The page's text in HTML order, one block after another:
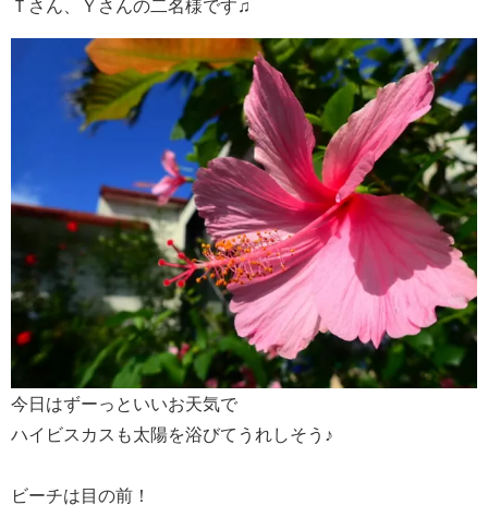
Ｔさん、Ｙさんの二名様です♫
今日はずーっといいお天気で
ハイビスカスも太陽を浴びてうれしそう♪
ビーチは目の前！